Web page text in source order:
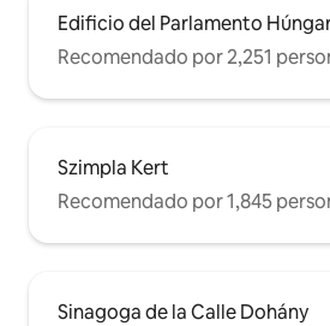
Edificio del Parlamento
Recomendado por 2,251
Szimpla Kert
Recomendado por 1,845
Sinagoga de la Calle Dohány